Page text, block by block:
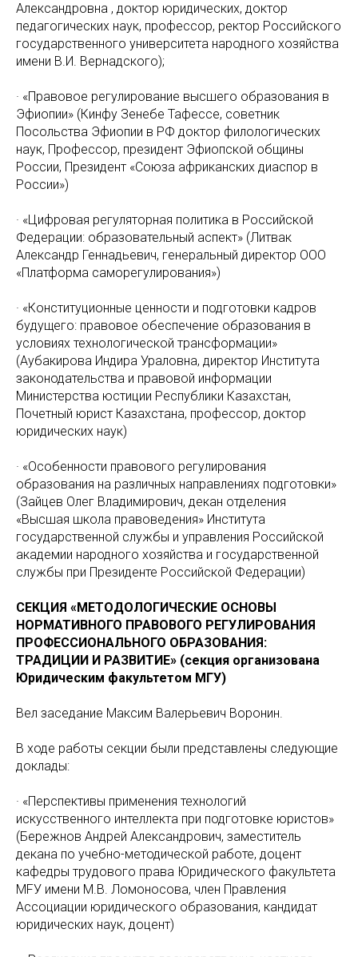
Александровна , доктор юридических, доктор
педагогических наук, профессор, ректор Российского
государственного университета народного хозяйства
имени В.И. Вернадского);
· «Правовое регулирование высшего образования в
Эфиопии» (Кинфу Зенебе Тафессе, советник
Посольства Эфиопии в РФ доктор филологических
наук, Профессор, президент Эфиопской общины
России, Президент «Союза африканских диаспор в
России»)
· «Цифровая регуляторная политика в Российской
Федерации: образовательный аспект» (Литвак
Александр Геннадьевич, генеральный директор ООО
«Платформа саморегулирования»)
· «Конституционные ценности и подготовки кадров
будущего: правовое обеспечение образования в
условиях технологической трансформации»
(Аубакирова Индира Ураловна, директор Института
законодательства и правовой информации
Министерства юстиции Республики Казахстан,
Почетный юрист Казахстана, профессор, доктор
юридических наук)
· «Особенности правового регулирования
образования на различных направлениях подготовки»
(Зайцев Олег Владимирович, декан отделения
«Высшая школа правоведения» Института
государственной службы и управления Российской
академии народного хозяйства и государственной
службы при Президенте Российской Федерации)
СЕКЦИЯ «МЕТОДОЛОГИЧЕСКИЕ ОСНОВЫ
НОРМАТИВНОГО ПРАВОВОГО РЕГУЛИРОВАНИЯ
ПРОФЕССИОНАЛЬНОГО ОБРАЗОВАНИЯ:
ТРАДИЦИИ И РАЗВИТИЕ» (секция организована
Юридическим факультетом МГУ)
Вел заседание Максим Валерьевич Воронин.
В ходе работы секции были представлены следующие
доклады:
· «Перспективы применения технологий
искусственного интеллекта при подготовке юристов»
(Бережнов Андрей Александрович, заместитель
декана по учебно-методической работе, доцент
кафедры трудового права Юридического факультета
МFУ имени М.В. Ломоносова, член Правления
Ассоциации юридического образования, кандидат
юридических наук, доцент)